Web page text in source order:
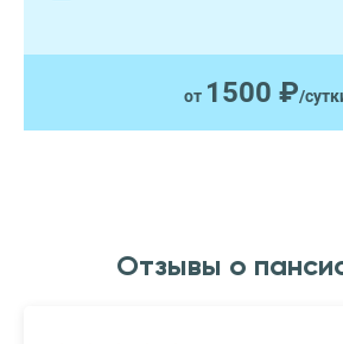
от 1500 ₽/
Отзывы о